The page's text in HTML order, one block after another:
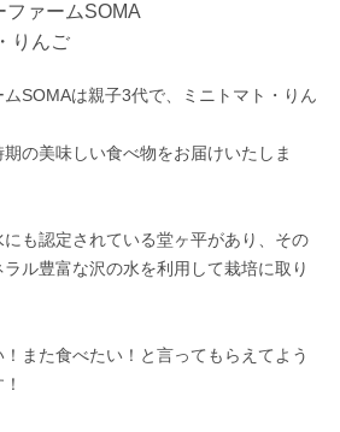
ファームSOMA
りんご
SOMAは親子3代で、ミニトマト・りん
の美味しい食べ物をお届けいたしま
も認定されている堂ヶ平があり、その
ル豊富な沢の水を利用して栽培に取り
また食べたい！と言ってもらえてよう